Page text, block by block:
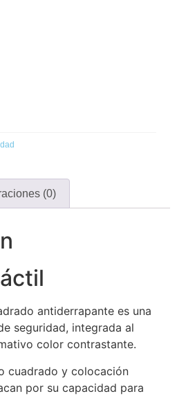
(0)
antiderrapante es una
seguridad, integrada al
color contrastante.
cuadrado y colocación
por su capacidad para